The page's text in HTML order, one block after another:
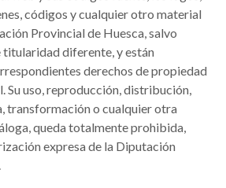
códigos y cualquier otro material
Provincial de Huesca, salvo
diferente, y están
derechos de propiedad
Su uso, reproducción, distribución,
transformación o cualquier otra
queda totalmente prohibida,
expresa de la Diputación